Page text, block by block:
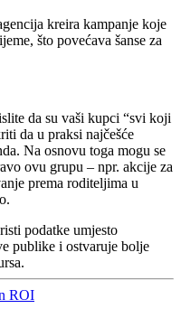
kreira kampanje koje
što povećava šanse za
da su vaši kupci “svi koji
da u praksi najčešće
Na osnovu toga mogu se
ovu grupu – npr. akcije za
prema roditeljima u
podatke umjesto
publike i ostvaruje bolje
ROI